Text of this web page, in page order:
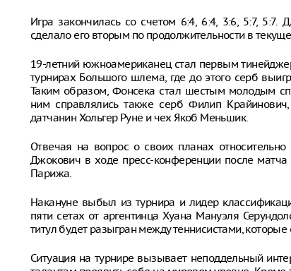
Игра закончилась со счетом 6:4, 6:4, 3:6, 5:7, 5:7.
сделало его вторым по продолжительности в
19-летний южноамериканец стал первым
турнирах Большого шлема, где до этого серб
Таким образом, Фонсека стал шестым молодым
ним справлялись также серб Филип
датчанин Хольгер Руне и чех Якоб Меньшик.
Отвечая на вопрос о своих планах
Джокович в ходе пресс-конференции после
Парижа.
Накануне выбыл из турнира и лидер
пяти сетах от аргентинца Хуана Мануэля
титул будет разыгран между теннисистами,
Ситуация на турнире вызывает неподдельный